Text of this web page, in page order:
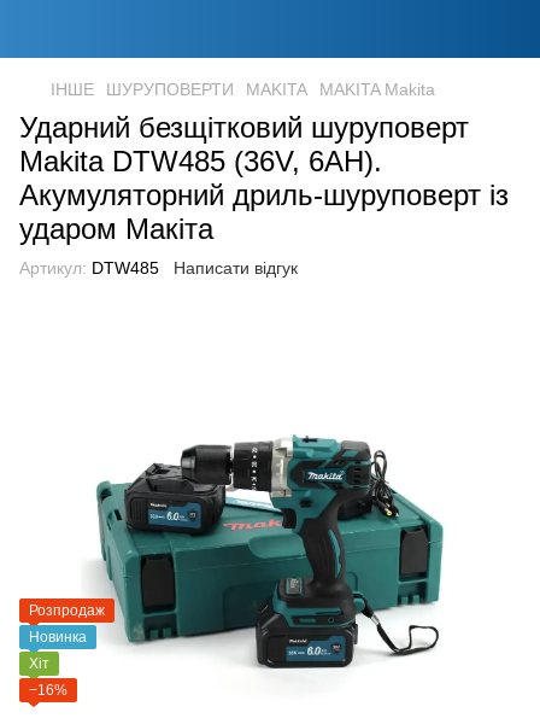
ІНШЕ ШУРУПОВЕРТИ MAKITA MAKITA Makita
Ударний безщітковий шуруповерт
Makita DTW485 (36V, 6AH).
Акумуляторний дриль-шуруповерт із
ударом Макіта
Артикул: DTW485 Написати відгук
Розпродаж
Новинка
Хіт
−16%